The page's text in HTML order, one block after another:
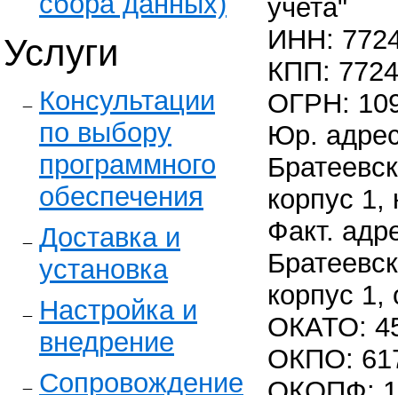
Услуги
Консультации
по выбору
программного
обеспечения
Доставка и
установка
Настройка и
внедрение
Сопровождение
учета"
ИНН:
КПП:
ОГРН:
Юр.
корпус 1,
Факт.
корпус
ОКАТО:
ОКПО: